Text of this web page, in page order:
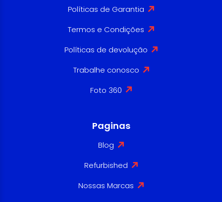
Políticas de Garantia
Termos e Condições
Políticas de devolução
Trabalhe conosco
Foto 360
Paginas
Blog
Refurbished
Nossas Marcas